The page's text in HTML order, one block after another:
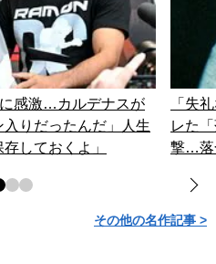
に感激…カルデナスが
りだったんだ」人生
しておくよ」
「失
レた
撃…落
その他の名作記事 >